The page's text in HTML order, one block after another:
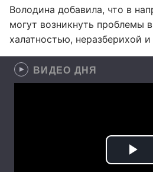
Володина добавила, что в
могут возникнуть проблемы
халатностью, неразберихой
ВИДЕО ДНЯ